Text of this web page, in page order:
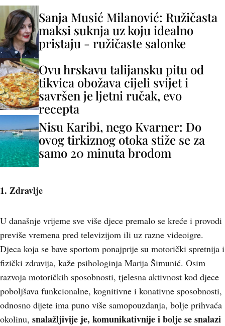
Sanja Musić Milanović: Ružičasta
maksi suknja uz koju idealno
pristaju - ružičaste salonke
Ovu hrskavu talijansku pitu od
tikvica obožava cijeli svijet i
savršen je ljetni ručak, evo
recepta
Nisu Karibi, nego Kvarner: Do
ovog tirkiznog otoka stiže se za
samo 20 minuta brodom
1. Zdravlje
U današnje vrijeme sve više djece premalo se kreće i provodi
previše vremena pred televizijom ili uz razne videoigre.
Djeca koja se bave sportom ponajprije su motorički spretnija i
fizički zdravija, kaže psihologinja Marija Šimunić. Osim
razvoja motoričkih sposobnosti, tjelesna aktivnost kod djece
poboljšava funkcionalne, kognitivne i konativne sposobnosti,
odnosno dijete ima puno više samopouzdanja, bolje prihvaća
okolinu, snalažljivije je, komunikativnije i bolje se snalazi